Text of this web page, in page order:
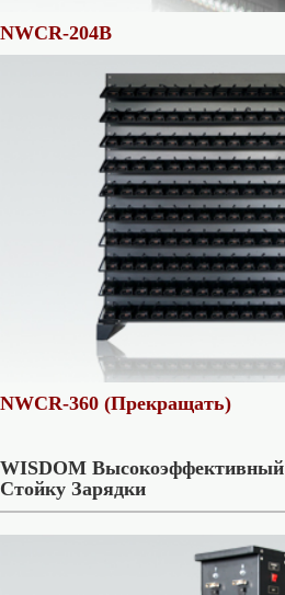
NWCR-204B
NWCR-360 (Прекращать)
WISDOM Высокоэффективный
Стойку Зарядки